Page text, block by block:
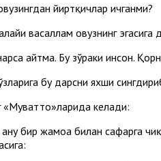
йиртқичлар ичганми?
васаллам ҳовузнинг
нарса айтма. Бу зўраки инсон.
бу дарсни яхши
«Муватто»ларида келади:
бир жамоа билан сафарга